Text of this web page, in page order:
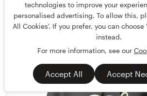
technologies to improve your
personalised advertising. To allow this,
All Cookies'. If you prefer, you can
instead.
For more information, see our
Accept All Accept
Terminado